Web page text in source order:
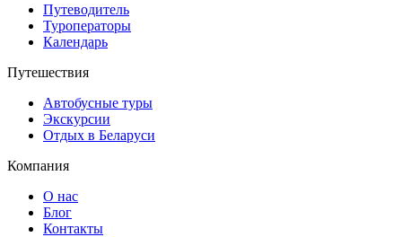
Путеводитель
Туроператоры
Календарь
Путешествия
Автобусные туры
Экскурсии
Отдых в Беларуси
Компания
О нас
Блог
Контакты